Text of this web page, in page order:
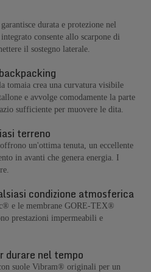
durata e protezione nel
consente allo scarpone di
il sostegno laterale.
tomaia crea una curvatura visibile
e avvolge comodamente la parte
sufficiente per muovere le dita.
terreno
un'ottima tenuta, un eccellente
in avanti che genera energia. I
condizione atmosferica
e le membrane GORE-TEX®
prestazioni impermeabili e
durare nel tempo
suole Vibram® originali per un